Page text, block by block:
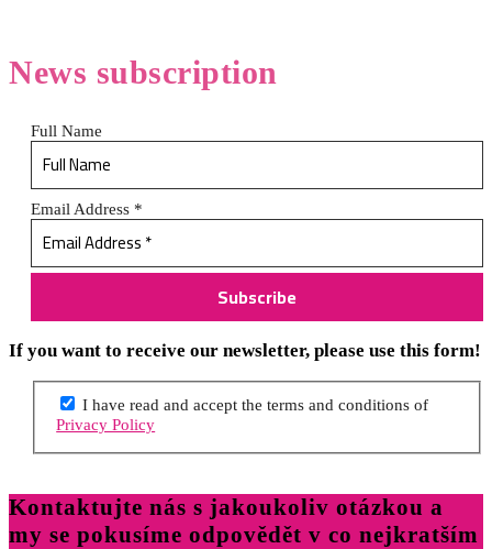
News subscription
Full Name
Email Address *
If you want to receive our newsletter, please use this form!
I have read and accept the terms and conditions of
Privacy Policy
Kontaktujte nás s jakoukoliv otázkou a
my se pokusíme odpovědět v co nejkratším